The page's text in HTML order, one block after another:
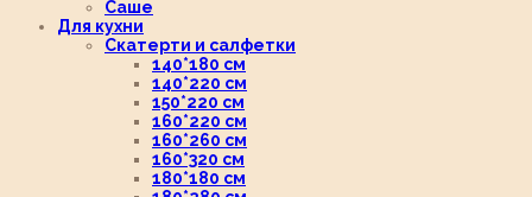
Саше
Для кухни
Скатерти и салфетки
140*180 см
140*220 см
150*220 см
160*220 см
160*260 см
160*320 см
180*180 см